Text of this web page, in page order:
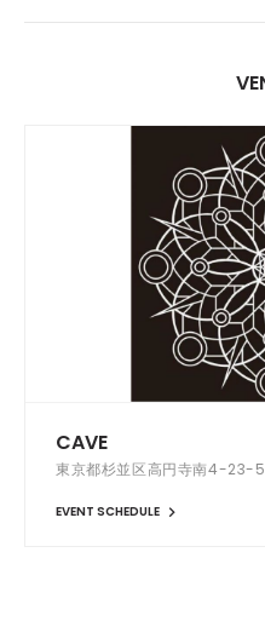
CAVE
東京都杉並区高円寺南4-23-5
EVENT SCHEDULE